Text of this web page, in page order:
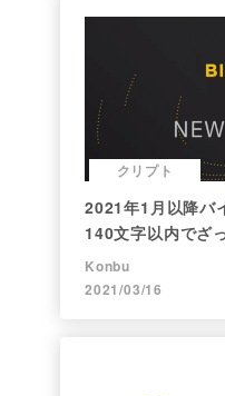
クリプト
2021年1月以降バ
140文字以内でざ
向け情報まとめ）
Konbu
2021/03/16